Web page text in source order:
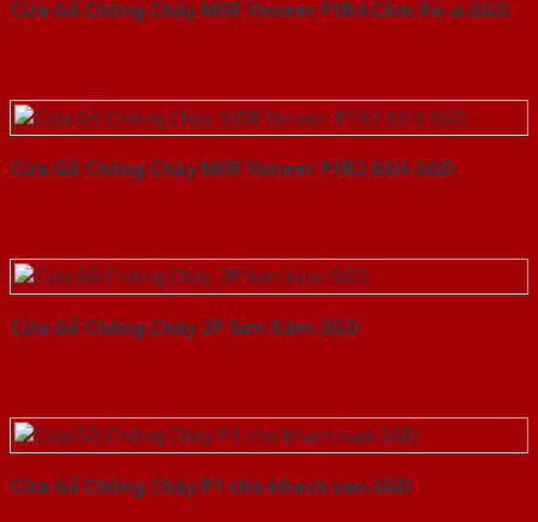
Cửa Gỗ Chống Cháy MDF Veneer P1R4 Căm Xe-a-SGD
Cửa Gỗ Chống Cháy MDF Veneer P1R2 ASH-SGD
Cửa Gỗ Chống Cháy 2P Sơn Xám-SGD
Cửa Gỗ Chống Cháy P1 cho khach san-SGD